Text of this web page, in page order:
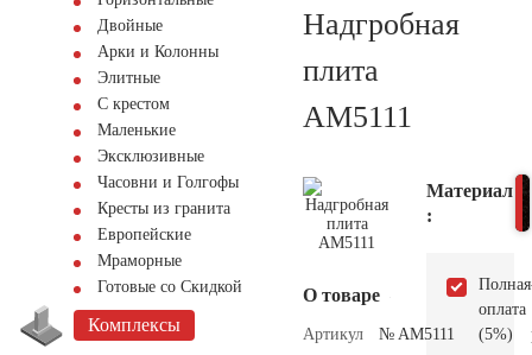
Двойные
Арки и Колонны
Элитные
С крестом
Маленькие
Эксклюзивные
Часовни и Голгофы
Кресты из гранита
Европейские
Мраморные
Готовые со Скидкой
Комплексы
Надгробная
плита
AM5111
О товаре
Артикул
№ AM5111
Материал
:
Полная
оплата
(5%)